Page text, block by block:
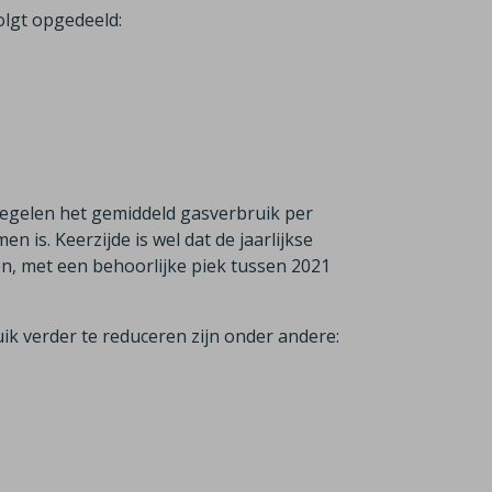
opgedeeld:
het gemiddeld gasverbruik per
is. Keerzijde is wel dat de jaarlijkse
met een behoorlijke piek tussen 2021
verder te reduceren zijn onder andere: